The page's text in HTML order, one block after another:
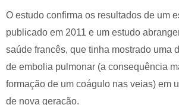
O estudo confirma os resultados de um
publicado em 2011 e um estudo
saúde francês, que tinha mostrado uma
de embolia pulmonar (a consequência
formação de um coágulo nas veias) em
de nova geração.